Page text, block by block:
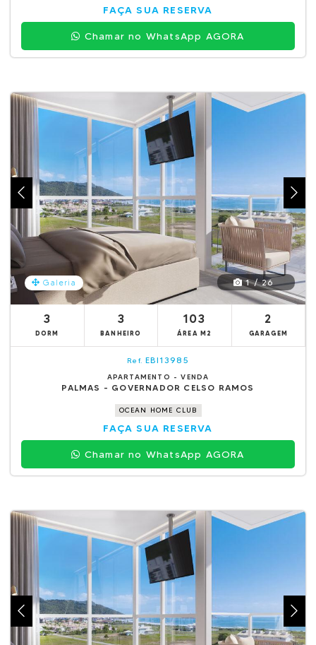
FAÇA SUA RESERVA
Chamar no WhatsApp AGORA
Galeria 1 / 26
3
DORM
3
BANHEIRO
103
ÁREA M2
2
GARAGEM
Ref. EBI13985
APARTAMENTO - VENDA
PALMAS - GOVERNADOR CELSO RAMOS
OCEAN HOME CLUB
FAÇA SUA RESERVA
Chamar no WhatsApp AGORA